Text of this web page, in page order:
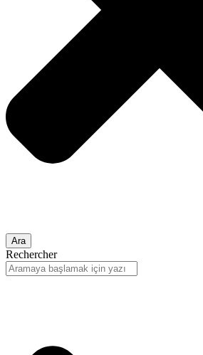
Ara
Rechercher